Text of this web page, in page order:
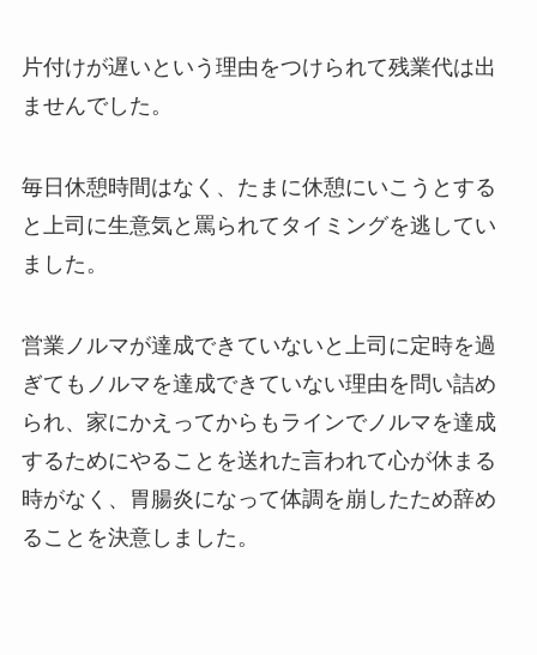
片付けが遅いという理由をつけられて残業代は出
ませんでした。
毎日休憩時間はなく、たまに休憩にいこうとする
と上司に生意気と罵られてタイミングを逃してい
ました。
営業ノルマが達成できていないと上司に定時を過
ぎてもノルマを達成できていない理由を問い詰め
られ、家にかえってからもラインでノルマを達成
するためにやることを送れた言われて心が休まる
時がなく、胃腸炎になって体調を崩したため辞め
ることを決意しました。